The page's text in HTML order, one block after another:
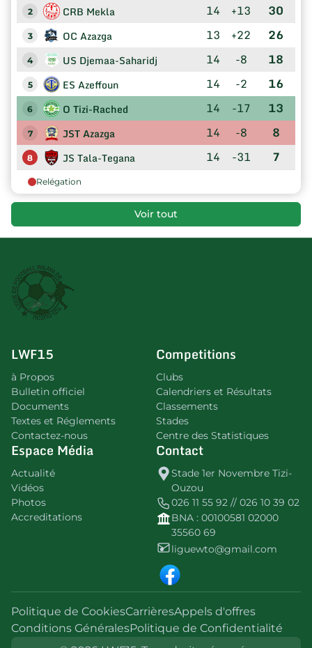
2 CRB Mekla 14 +13 30
3 OC Azazga 13 +22 26
4 US Djemaa-Saharidj 14 -8 18
5 ES Azeffoun 14 -2 16
6 O Tizi-Rached 14 -17 13
7 JST Azazga 14 -8 8
8 JS Tala-Tegana 14 -31 7
Relégation
Voir tout
LWF15
à Propos
Bulletin officiel
Documents
Textes et Réglements
Contactez-nous
Competitions
Clubs
Calendriers et Résultats
Classements
Stades
Centre des Statistiques
Espace Média
Actualité
Vidéos
Photos
Accreditations
Contact
Stade 1er Novembre Tizi-
Ouzou
026 11 55 92 // 026 10 39 02
BNA : 00100581 02000
35560 69
liguewto@gmail.com
Politique de CookiesCarrièresAppels d'offres
Conditions GénéralesPolitique de Confidentialité